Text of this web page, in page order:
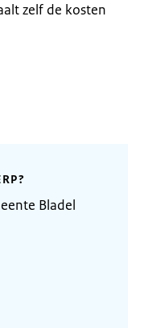
zelf de kosten
Bladel